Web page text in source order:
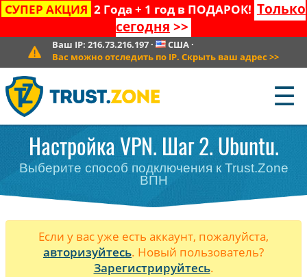
СУПЕР АКЦИЯ 2 Года + 1 год в ПОДАРОК! Только
сегодня >>
Ваш IP: 216.73.216.197· США·
Вас можно отследить по IP. Скрыть ваш адрес >>
☰
Настройка VPN. Шаг 2. Ubuntu.
Выберите способ подключения к Trust.Zone
ВПН
Если у вас уже есть аккаунт, пожалуйста,
авторизуйтесь. Новый пользователь?
Зарегистрируйтесь.